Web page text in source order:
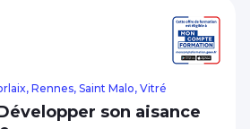
Rennes, Saint Malo, Vitré
son aisance